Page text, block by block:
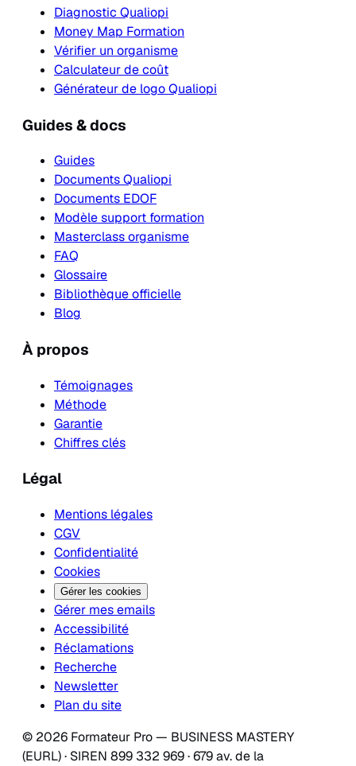
Diagnostic Qualiopi
Money Map Formation
Vérifier un organisme
Calculateur de coût
Générateur de logo Qualiopi
Guides & docs
Guides
Documents Qualiopi
Documents EDOF
Modèle support formation
Masterclass organisme
FAQ
Glossaire
Bibliothèque officielle
Blog
À propos
Témoignages
Méthode
Garantie
Chiffres clés
Légal
Mentions légales
CGV
Confidentialité
Cookies
Gérer les cookies
Gérer mes emails
Accessibilité
Réclamations
Recherche
Newsletter
Plan du site
© 2026 Formateur Pro — BUSINESS MASTERY
(EURL) · SIREN 899 332 969 · 679 av. de la